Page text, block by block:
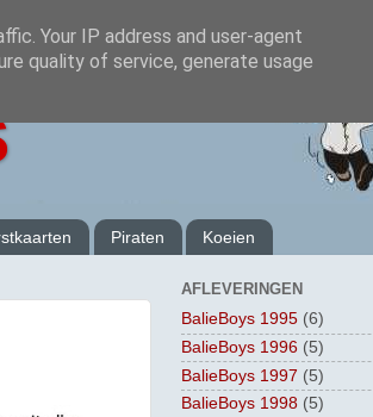
Piraten Koeien
AFLEVERINGEN
BalieBoys 1995 (6)
BalieBoys 1996 (5)
BalieBoys 1997 (5)
BalieBoys 1998 (5)
Your IP address and user-agent
quality of service, generate usage